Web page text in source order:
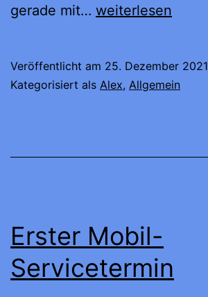
gerade mit… Frohes
und
weiterlesen
Veröffentlicht am 25. Dezember 2021
Kategorisiert als Alex, Allgemein
Erster Mobil-
Servicetermin